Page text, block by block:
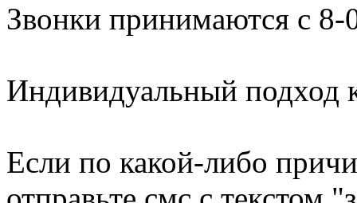
Звонки принимаются с
Индивидуальный подход
Если по какой-либо